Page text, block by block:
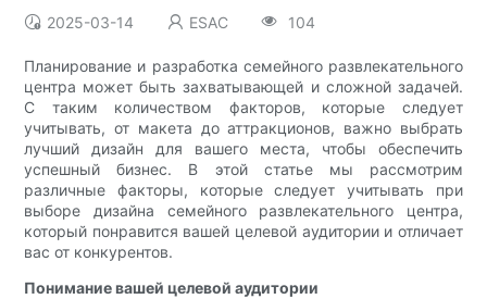
2025-03-14 ESAC 104
Планирование и разработка семейного развлекательного
центра может быть захватывающей и сложной задачей.
С таким количеством факторов, которые следует
учитывать, от макета до аттракционов, важно выбрать
лучший дизайн для вашего места, чтобы обеспечить
успешный бизнес. В этой статье мы рассмотрим
различные факторы, которые следует учитывать при
выборе дизайна семейного развлекательного центра,
который понравится вашей целевой аудитории и отличает
вас от конкурентов.
Понимание вашей целевой аудитории